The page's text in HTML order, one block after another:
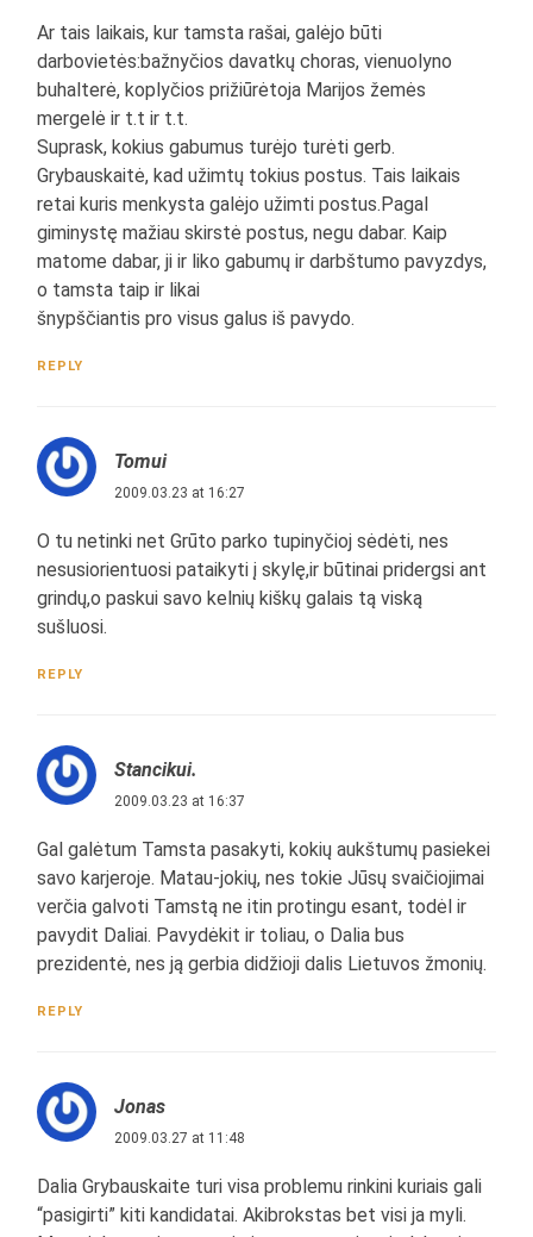
Ar tais laikais, kur tamsta rašai, galėjo būti
darbovietės:bažnyčios davatkų choras, vienuolyno
buhalterė, koplyčios prižiūrėtoja Marijos žemės
mergelė ir t.t ir t.t.
Suprask, kokius gabumus turėjo turėti gerb.
Grybauskaitė, kad užimtų tokius postus. Tais laikais
retai kuris menkysta galėjo užimti postus.Pagal
giminystę mažiau skirstė postus, negu dabar. Kaip
matome dabar, ji ir liko gabumų ir darbštumo pavyzdys,
o tamsta taip ir likai
šnypščiantis pro visus galus iš pavydo.
REPLY
Tomui
2009.03.23 at 16:27
O tu netinki net Grūto parko tupinyčioj sėdėti, nes
nesusiorientuosi pataikyti į skylę,ir būtinai pridergsi ant
grindų,o paskui savo kelnių kiškų galais tą viską
sušluosi.
REPLY
Stancikui.
2009.03.23 at 16:37
Gal galėtum Tamsta pasakyti, kokių aukštumų pasiekei
savo karjeroje. Matau-jokių, nes tokie Jūsų svaičiojimai
verčia galvoti Tamstą ne itin protingu esant, todėl ir
pavydit Daliai. Pavydėkit ir toliau, o Dalia bus
prezidentė, nes ją gerbia didžioji dalis Lietuvos žmonių.
REPLY
Jonas
2009.03.27 at 11:48
Dalia Grybauskaite turi visa problemu rinkini kuriais gali
“pasigirti” kiti kandidatai. Akibrokstas bet visi ja myli.